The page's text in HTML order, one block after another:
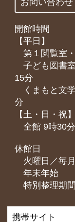
お問い合わせ
開館時間
【平日】
第１閲覧室
子ども図
15分
くまもと⽂
分
【土・日・祝】
全館 9時30
休館日
火曜日／毎
年末年始
特別整理期間
携帯サイト